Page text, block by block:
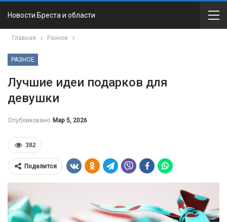
Новости Бреста и области
Главная Разное
РАЗНОЕ
Лучшие идеи подарков для
девушки
Опубликовано Мар 5, 2026
382
Поделится